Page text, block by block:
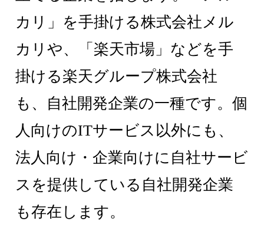
カリ」を手掛ける株式会社メル
カリや、「楽天市場」などを手
掛ける楽天グループ株式会社
も、自社開発企業の一種です。個
人向けのITサービス以外にも、
法人向け・企業向けに自社サービ
スを提供している自社開発企業
も存在します。